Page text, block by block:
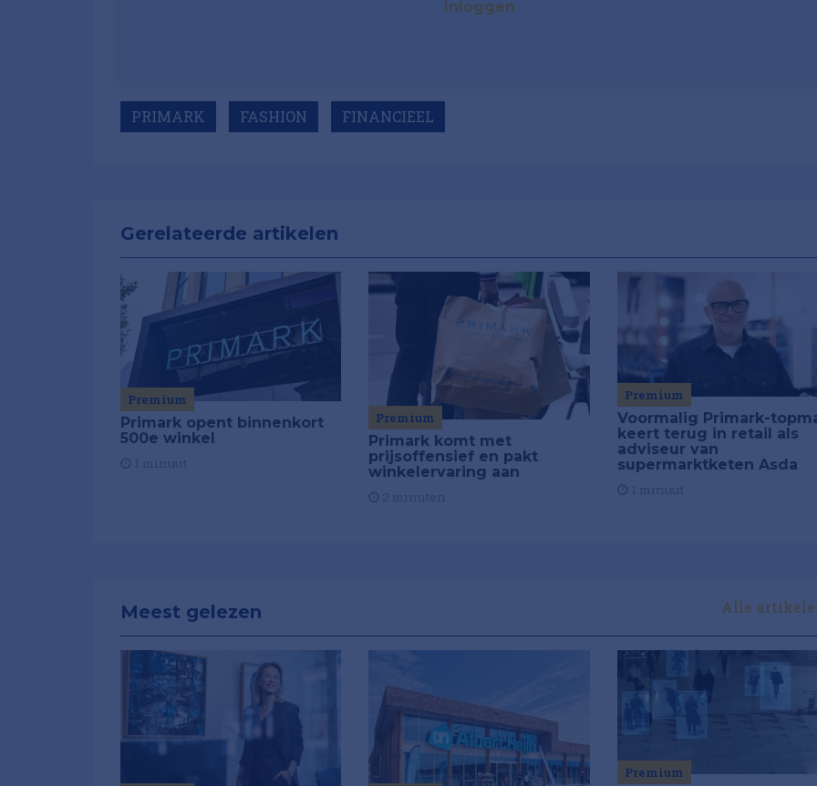
Inloggen
PRIMARK FASHION FINANCIEEL
Gerelateerde artikelen
Premium
Primark opent binnenkort
500e winkel
Premium
Primark komt met
prijsoffensief en pakt
winkelervaring aan
Premium
Voormalig Primark-
keert terug in retail als
adviseur van
supermarktketen Asda
Meest gelezen Alle
Premium